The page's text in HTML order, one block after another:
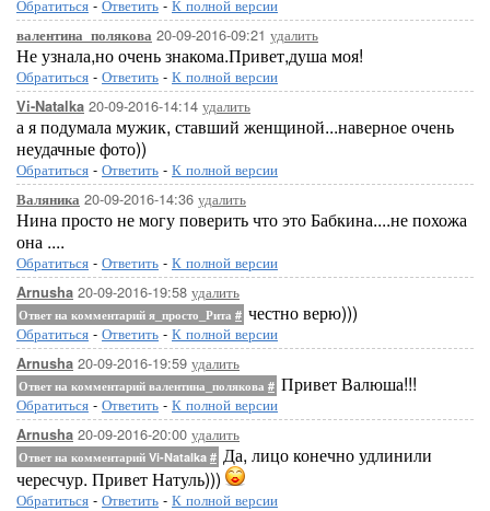
Обратиться - Ответить - К полной версии
валентина_полякова 20-09-2016-09:21 удалить
Не узнала,но очень знакома.Привет,душа моя!
Обратиться - Ответить - К полной версии
Vi-Natalka 20-09-2016-14:14 удалить
а я подумала мужик, ставший женщиной...наверное очень
неудачные фото))
Обратиться - Ответить - К полной версии
Валяника 20-09-2016-14:36 удалить
Нина просто не могу поверить что это Бабкина....не похожа
она ....
Обратиться - Ответить - К полной версии
Arnusha 20-09-2016-19:58 удалить
Ответ на комментарий я_просто_Рита # честно верю)))
Обратиться - Ответить - К полной версии
Arnusha 20-09-2016-19:59 удалить
Ответ на комментарий валентина_полякова # Привет Валюша!!!
Обратиться - Ответить - К полной версии
Arnusha 20-09-2016-20:00 удалить
Ответ на комментарий Vi-Natalka # Да, лицо конечно удлинили
чересчур. Привет Натуль)))
Обратиться - Ответить - К полной версии